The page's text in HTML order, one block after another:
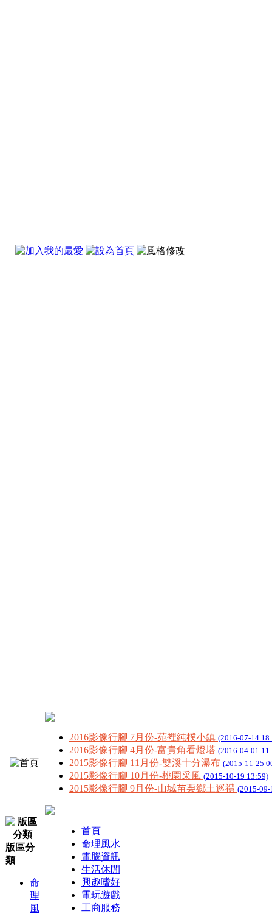
2016影像行腳 7月份-苑裡純樸小鎮 (2016-07-14
2016影像行腳 4月份-富貴角看燈塔 (2016-04-01
2015影像行腳 11月份-雙溪十分瀑布 (2015-11-25
2015影像行腳 10月份-桃園采風 (2015-10-19 13:59)
2015影像行腳 9月份-山城苗栗鄉土巡禮 (2015-
版區分
類
命
理
風
首頁
命理風水
電腦資訊
生活休閒
興趣嗜好
電玩遊戲
工商服務